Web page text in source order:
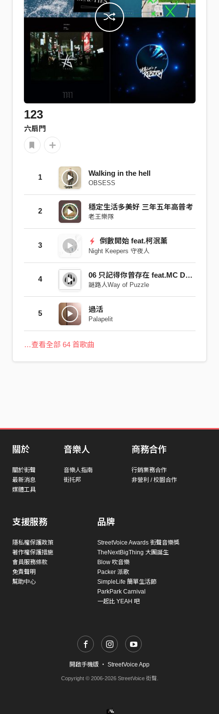
123
六扇門
1 Walking in the hell
OBSESS
2 穩定生活多美好 三年五年高普考
老王樂隊
3
倒數開始 feat.柯泯薰
Night Keepers 守夜人
4 06 只記得你曾存在 feat.MC DAGO MC MARK
謎路人Way of Puzzle
5 過活
Palapelit
…查看全部 64 首歌曲
關於
關於街聲
最新消息
媒體工具
音樂人
音樂人指南
街托邦
商務合作
行銷業務合作
非營利 / 校園合作
支援服務
隱私權保護政策
著作權保護措施
會員服務條款
免責聲明
幫助中心
品牌
StreetVoice Awards 街聲音樂獎
TheNextBigThing 大團誕生
Blow 吹音樂
Packer 派歌
SimpleLife 簡單生活節
ParkPark Carnival
一起比 YEAH 吧
開啟手機版 ・ StreetVoice App
Copyright © 2006-2026 StreetVoice 街聲.